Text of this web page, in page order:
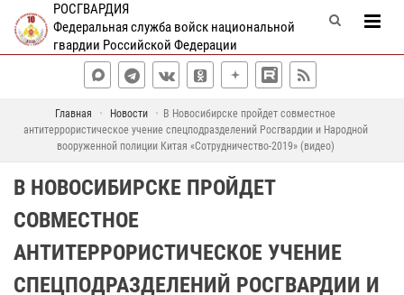
РОСГВАРДИЯ
Федеральная служба войск национальной
гвардии Российской Федерации
Главная Новости
В Новосибирске пройдет совместное
антитеррористическое учение спецподразделений Росгвардии и Народной
вооруженной полиции Китая «Сотрудничество-2019» (видео)
В НОВОСИБИРСКЕ ПРОЙДЕТ
СОВМЕСТНОЕ
АНТИТЕРРОРИСТИЧЕСКОЕ УЧЕНИЕ
СПЕЦПОДРАЗДЕЛЕНИЙ РОСГВАРДИИ И